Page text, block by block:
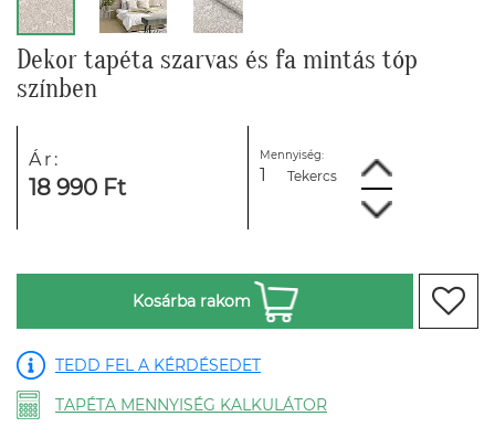
Dekor tapéta szarvas és fa mintás tóp
színben
Ár:
18 990 Ft
Mennyiség:
Tekercs
Kosárba rakom
TEDD FEL A KÉRDÉSEDET
TAPÉTA MENNYISÉG KALKULÁTOR